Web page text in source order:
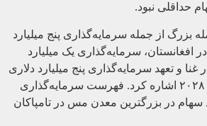
حداقلی نبود.
بزرگ از جمله سرمایه‌گذاری پنج میلیارد
سرمایه‌گذاری یک میلیارد
و تعهد سرمایه‌گذاری پنج میلیارد دلاری
در زامبیا طی پنج سال تا ۲۰۲۸ اشاره کرد. فهرست سرمایه‌گذاری
در بزرگترین معدن مس در تامپاکان